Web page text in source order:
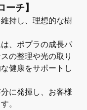
チ】
持し、理想的な樹
、ポプラの成長パ
の整理や光の取り
健康をサポートし
に発揮し、お客様
。